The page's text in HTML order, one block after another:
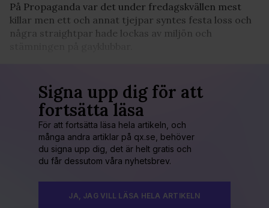
På Propaganda var det under fredagskvällen mest
killar men ett och annat tjejpar syntes festa loss och
några straightpar hade lockas av miljön och
Signa upp dig för att
fortsätta läsa
För att fortsätta läsa hela artikeln, och
många andra artiklar på qx.se, behöver
du signa upp dig, det är helt gratis och
du får dessutom våra nyhetsbrev.
JA, JAG VILL LÄSA HELA ARTIKELN